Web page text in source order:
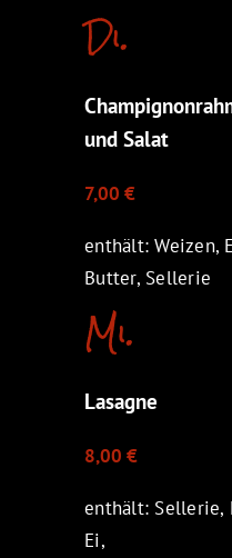
Di.
und Salat
7,00 €
enthält: Weizen,
Butter, Sellerie
Mi.
Lasagne
8,00 €
enthält: Sellerie,
Ei,